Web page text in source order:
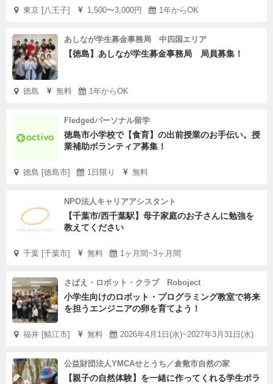
東京 [八王子] 1,500〜3,000円 1年からOK
あしなが学生募金事務局 中四国エリア
【徳島】あしなが学生募金事務局 局員募集！
徳島 無料 1年からOK
Fledgedパーソナル留学
徳島市小学校で【食育】の出前授業のお手伝い。授
業補助ボランティア募集！
徳島 [徳島市] 1日限り 無料
NPO法人キャリアアシスタント
【千葉市/西千葉駅】母子家庭のお子さんに勉強を
教えてください
千葉 [千葉市] 無料 1ヶ月間~3ヶ月間
さばえ・ロボット・クラブ Roboject
小学生向けのロボット・プログラミング教室で将来
を担うエンジニアの卵を育てよう！
福井 [鯖江市] 無料 2026年4月1日(水)~2027年3月31日(水)
公益財団法人YMCAせとうち／倉敷市自然の家
【親子の自然体験】を一緒に作ってくれる学生ボラ